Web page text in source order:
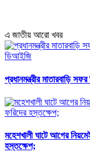
এ জাতীয় আরো খবর
প্রধানমন্ত্রীর মাতারবাড়ি
মহেশখালী ঘাটে আগের
হস্তক্ষেপ;